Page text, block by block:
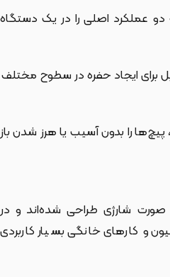
دو عملکرد اصلی را در یک دستگاه
برای ایجاد حفره در سطوح مختلف
پیچ‌ها را بدون آسیب یا هرز شدن باز
صورت شارژی طراحی شده‌اند و در
و کارهای خانگی بسیار کاربردی